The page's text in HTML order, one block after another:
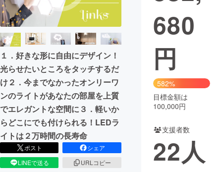
映像・映画
ビジネス・起業
まちづくり・地域活性化
CAMPFIRE for Social Good
CAMPFIRE Creation
CAMPFIREふるさと納税machi-ya コミュニティ
１．好きな形に自由にデザイン！
光らせたいところをタッチするだ
け２．今までなかったオンリーワ
ンのライトがあなたの部屋を上質
でエレガントな空間に３．軽いか
らどこにでも付けられる！LEDラ
イトは２万時間の長寿命
ポスト
シェア
LINEで送る
URLコピー
680
円
582%
目標金額は
100,000円
支援者数
22人